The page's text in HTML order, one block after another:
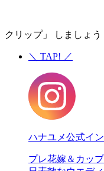
クリップ」 しましょう
＼ TAP! ／
ハナユメ公式イ
プレ花嫁＆カッ